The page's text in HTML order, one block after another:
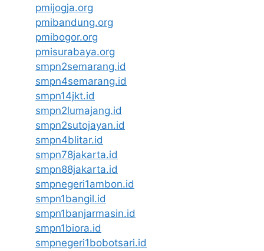
pmijogja.org
pmibandung.org
pmibogor.org
pmisurabaya.org
smpn2semarang.id
smpn4semarang.id
smpn14jkt.id
smpn2lumajang.id
smpn2sutojayan.id
smpn4blitar.id
smpn78jakarta.id
smpn88jakarta.id
smpnegeri1ambon.id
smpn1bangil.id
smpn1banjarmasin.id
smpn1biora.id
smpnegeri1bobotsari.id